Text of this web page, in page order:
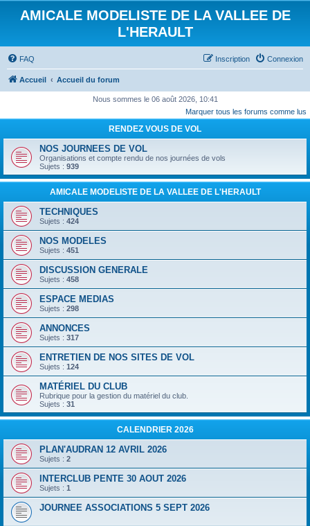
AMICALE MODELISTE DE LA VALLEE DE
L'HERAULT
FAQ Connexion
Inscription
Accueil Accueil du forum
Nous sommes le 06 août 2026, 10:41
Marquer tous les forums comme lus
RENDEZ VOUS DE VOL
NOS JOURNEES DE VOL
Organisations et compte rendu de nos journées de vols
Sujets : 939
AMICALE MODELISTE DE LA VALLEE DE L'HERAULT
TECHNIQUES
Sujets : 424
NOS MODELES
Sujets : 451
DISCUSSION GENERALE
Sujets : 458
ESPACE MEDIAS
Sujets : 298
ANNONCES
Sujets : 317
ENTRETIEN DE NOS SITES DE VOL
Sujets : 124
MATÉRIEL DU CLUB
Rubrique pour la gestion du matériel du club.
Sujets : 31
CALENDRIER 2026
PLAN'AUDRAN 12 AVRIL 2026
Sujets : 2
INTERCLUB PENTE 30 AOUT 2026
Sujets : 1
JOURNEE ASSOCIATIONS 5 SEPT 2026